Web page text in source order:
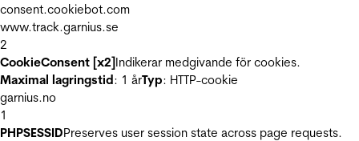
consent.cookiebot.com
www.track.garnius.se
2
CookieConsent [x2]Indikerar medgivande för cookies.
Maximal lagringstid: 1 årTyp: HTTP-cookie
garnius.no
1
PHPSESSIDPreserves user session state across page requests.